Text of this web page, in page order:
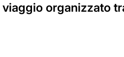
viaggio organizzato